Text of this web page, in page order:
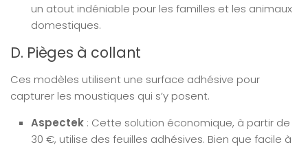
un atout indéniable pour les familles et les animaux
domestiques.
D. Pièges à collant
Ces modèles utilisent une surface adhésive pour
capturer les moustiques qui s’y posent.
Aspectek : Cette solution économique, à partir de
30 €, utilise des feuilles adhésives. Bien que facile à